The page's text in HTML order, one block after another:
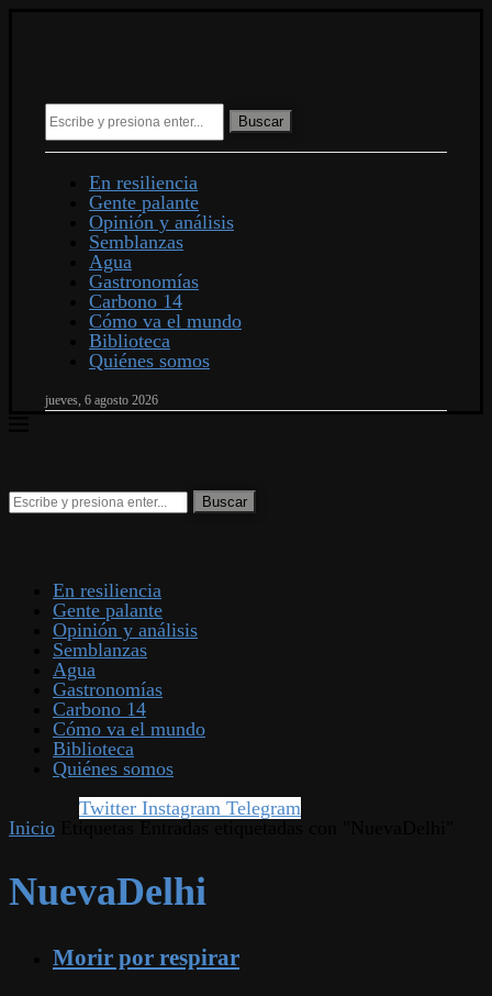
Buscar
En resiliencia
Gente palante
Opinión y análisis
Semblanzas
Agua
Gastronomías
Carbono 14
Cómo va el mundo
Biblioteca
Quiénes somos
jueves, 6 agosto 2026
En resiliencia
Gente palante
Opinión y análisis
Semblanzas
Agua
Gastronomías
Carbono 14
Cómo va el mundo
Biblioteca
Quiénes somos
Twitter Instagram Telegram
Inicio
NuevaDelhi
Morir por respirar